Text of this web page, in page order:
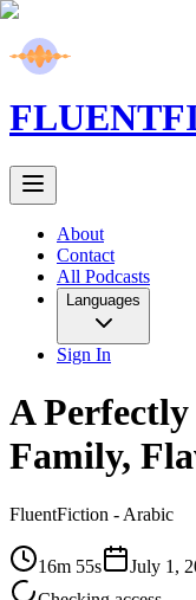
FLUENT
About
Contact
All Podcasts
Languages
Sign In
A
Family,
FluentFiction - Arabic
16m 55s
July 1,